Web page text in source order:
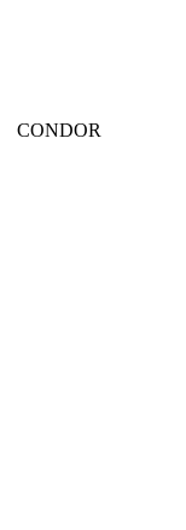
CONDOR